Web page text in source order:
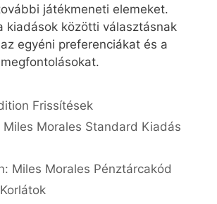
játékmeneti elemeket.
kiadások közötti választásnak
egyéni preferenciákat és a
Frissítések
Miles Morales Standard Kiadás
Miles Morales Pénztárcakód